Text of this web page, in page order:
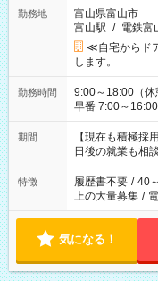
勤務地
富山県富山市
富山駅 / 電鉄富
≪自宅からド
します。
勤務時間
9:00～18:00（休憩60分） ■ご希望があれ
早番 7:00～16:00 遅番
い」 「余裕を持
たくない」 など、ご
の方へ 今ご覧の
の勤務時間。 合
期間
【現在も積極
日後の就業も相
特徴 履歴書不要 / 40
上の大量募集 /
気になる！